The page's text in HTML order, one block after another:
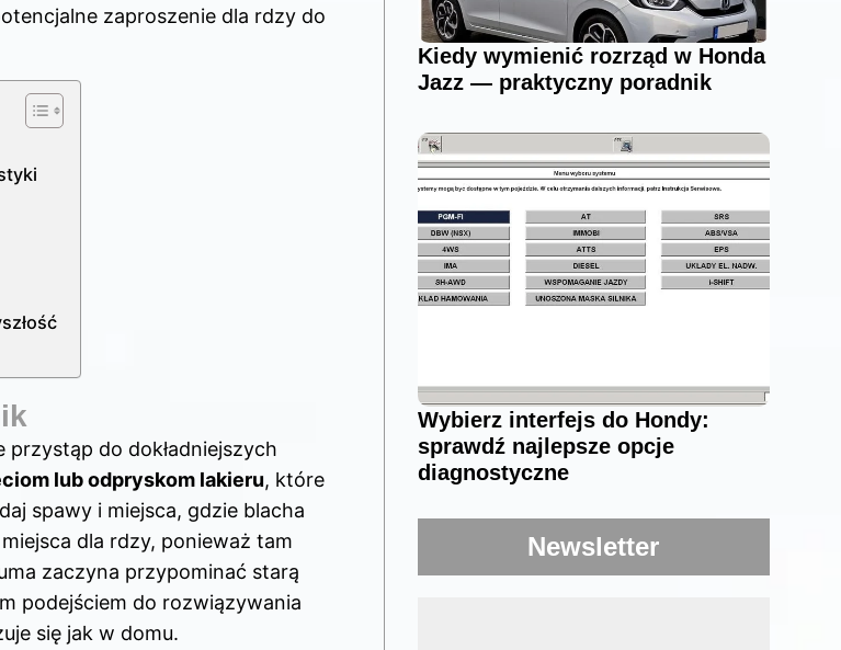
zaproszenie dla rdzy do
przystąp do dokładniejszych
lub odpryskom lakieru, które
spawy i miejsca, gdzie blacha
dla rdzy, ponieważ tam
zaczyna przypominać starą
podejściem do rozwiązywania
się jak w domu.
Kiedy wymienić rozrząd w Honda
Jazz — praktyczny poradnik
Wybierz interfejs do Hondy:
sprawdź najlepsze opcje
diagnostyczne
Newsletter